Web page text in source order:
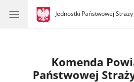
gov.pl
Jednostki Państwowej
gov.pl
Jednostki
Komenda
Państwowej